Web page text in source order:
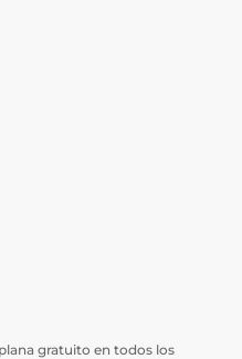
gratuito en todos los